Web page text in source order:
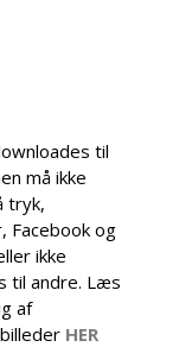
til
må ikke
tryk,
Facebook og
ikke
til andre. Læs
af
HER